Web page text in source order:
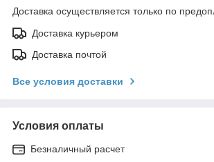
Доставка осуществляется только по
Доставка курьером
Доставка почтой
Все условия доставки
Условия оплаты
Безналичный расчет